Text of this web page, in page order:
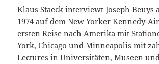
Videodokumentationen der
Gespräche